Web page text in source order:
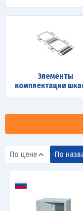
Элементы
комплектации
По цене По